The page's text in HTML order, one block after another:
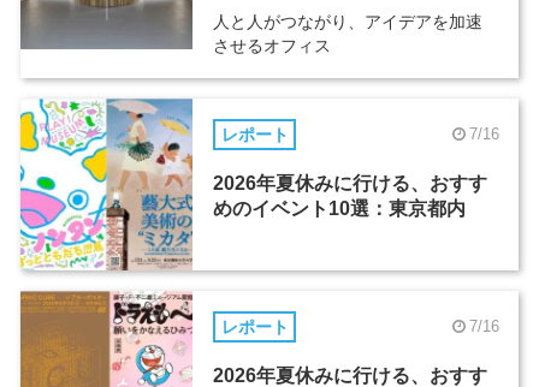
人と人がつながり、アイデアを加速
させるオフィス
レポート 7/16
2026年夏休みに行ける、おすす
めのイベント10選：東京都内
レポート 7/16
2026年夏休みに行ける、おすす